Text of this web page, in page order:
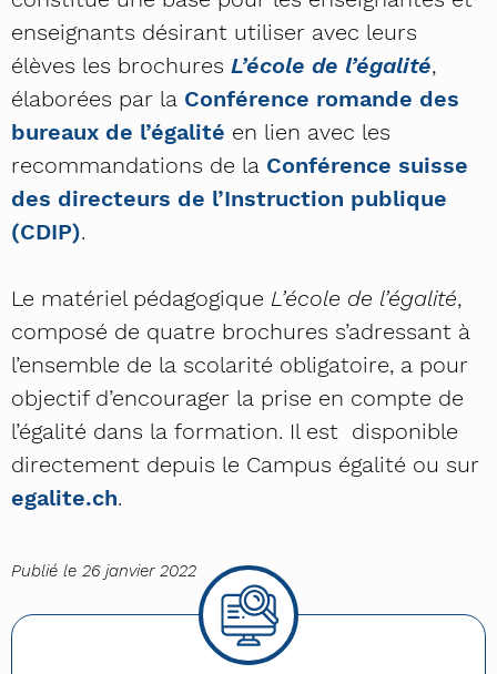
enseignants désirant utiliser avec leurs
élèves les brochures L’école de l’égalité,
élaborées par la Conférence romande des
bureaux de l’égalité en lien avec les
recommandations de la Conférence suisse
des directeurs de l’Instruction publique
(CDIP).
Le matériel pédagogique L’école de l’égalité,
composé de quatre brochures s’adressant à
l’ensemble de la scolarité obligatoire, a pour
objectif d’encourager la prise en compte de
l’égalité dans la formation. Il est disponible
directement depuis le Campus égalité ou sur
egalite.ch.
Publié le 26 janvier 2022